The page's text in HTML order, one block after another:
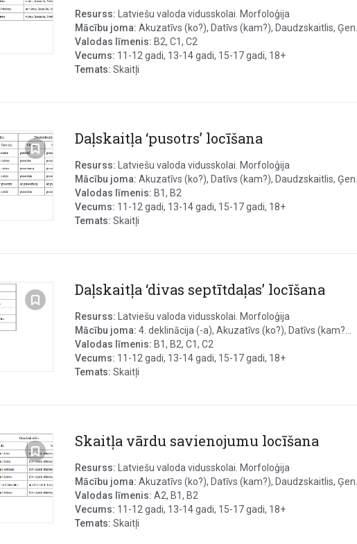
Resurss: Latviešu valoda vidusskolai. Morfoloģija
Mācību joma: Akuzatīvs (ko?), Datīvs (kam?), Daudzskaitlis, Ģen...
Valodas līmenis: B2, C1, C2
Vecums: 11-12 gadi, 13-14 gadi, 15-17 gadi, 18+
Temats: Skaitļi
Daļskaitļa ‘pusotrs’ locīšana
Resurss: Latviešu valoda vidusskolai. Morfoloģija
Mācību joma: Akuzatīvs (ko?), Datīvs (kam?), Daudzskaitlis, Ģen...
Valodas līmenis: B1, B2
Vecums: 11-12 gadi, 13-14 gadi, 15-17 gadi, 18+
Temats: Skaitļi
Daļskaitļa ‘divas septītdaļas’ locīšana
Resurss: Latviešu valoda vidusskolai. Morfoloģija
Mācību joma: 4. deklinācija (-a), Akuzatīvs (ko?), Datīvs (kam?...
Valodas līmenis: B1, B2, C1, C2
Vecums: 11-12 gadi, 13-14 gadi, 15-17 gadi, 18+
Temats: Skaitļi
Skaitļa vārdu savienojumu locīšana
Resurss: Latviešu valoda vidusskolai. Morfoloģija
Mācību joma: Akuzatīvs (ko?), Datīvs (kam?), Daudzskaitlis, Ģen...
Valodas līmenis: A2, B1, B2
Vecums: 11-12 gadi, 13-14 gadi, 15-17 gadi, 18+
Temats: Skaitļi